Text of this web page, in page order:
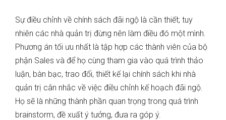
Sự điều chỉnh về chính sách đãi ngộ là cần thiết; tuy
nhiên các nhà quản trị đừng nên làm điều đó một mình.
Phương án tối ưu nhất là tập hợp các thành viên của bộ
phận Sales và để họ cùng tham gia vào quá trình thảo
luận, bàn bạc, trao đổi, thiết kế lại chính sách khi nhà
quản trị cân nhắc về việc điều chỉnh kế hoạch đãi ngộ.
Họ sẽ là những thành phần quan trọng trong quá trình
brainstorm, đề xuất ý tưởng, đưa ra góp ý.